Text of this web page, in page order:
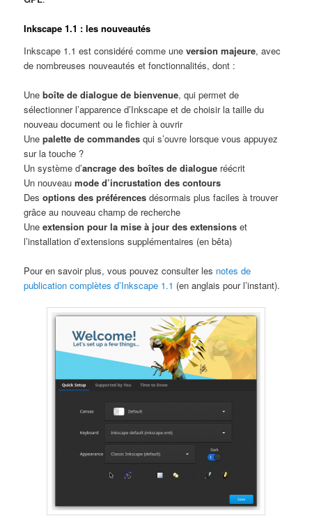
Inkscape 1.1 : les nouveautés
Inkscape 1.1 est considéré comme uneversion majeure, avec
de nombreuses nouveautés et fonctionnalités, dont :
Uneboîte de dialogue de bienvenue, qui permet de
sélectionner l’apparence d’Inkscape et de choisir la taille du
nouveau document ou le fichier à ouvrir
Unepalette de commandes qui s’ouvre lorsque vous appuyez
sur la touche ?
Un système d’ancrage des boîtes de dialogue réécrit
Un nouveaumode d’incrustation des contours
Desoptions des préférences désormais plus faciles à trouver
grâce au nouveau champ de recherche
Uneextension pour la mise à jour des extensions et
l’installation d’extensions supplémentaires (en bêta)
Pour en savoir plus, vous pouvez consulter les notes de
publication complètes d’Inkscape 1.1 (en anglais pour l’instant).